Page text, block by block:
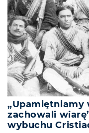
zachowali
wybuchu